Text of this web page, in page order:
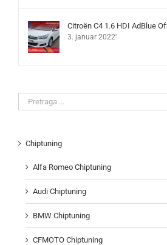
Citroën C4 1.6 HDI AdBlue
3. januar 2022'
Search
for:
Chiptuning
Alfa Romeo Chiptuning
Audi Chiptuning
BMW Chiptuning
CFMOTO Chiptuning